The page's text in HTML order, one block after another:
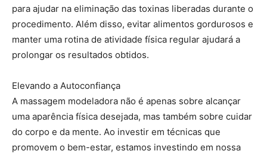
para ajudar na eliminação das toxinas liberadas durante o
procedimento. Além disso, evitar alimentos gordurosos e
manter uma rotina de atividade física regular ajudará a
prolongar os resultados obtidos.
Elevando a Autoconfiança
A massagem modeladora não é apenas sobre alcançar
uma aparência física desejada, mas também sobre cuidar
do corpo e da mente. Ao investir em técnicas que
promovem o bem-estar, estamos investindo em nossa